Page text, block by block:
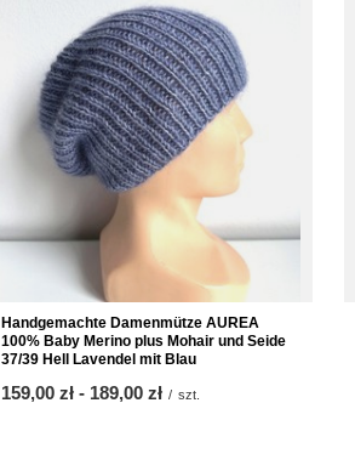
Handgemachte Damenmütze AUREA
100% Baby Merino plus Mohair und Seide
37/39 Hell Lavendel mit Blau
ab
159,00 zł - bis
189,00 zł / szt.